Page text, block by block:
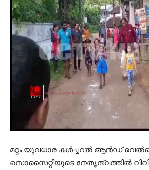
മറ്റം യുവധാര കള്‍ച്ചറല്‍ ആന്‍ഡ്
സൊസൈറ്റിയുടെ നേതൃത്വത്തില്‍